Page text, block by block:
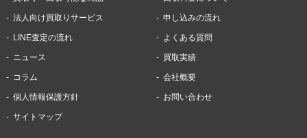
法人向け買取りサービス 申し込みの流れ
LINE査定の流れ よくある質問
ニュース 買取実績
コラム 会社概要
個人情報保護方針 お問い合わせ
サイトマップ